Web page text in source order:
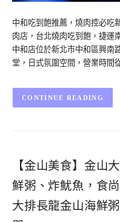
中和吃到飽推薦，燒肉控必吃
肉店，台北燒肉吃到飽，捷運
中和店位於新北市中和區興南
堂，日式氛圍空間，營業時間
CONTINUE READING
【金山美食】金山
鮮粥、炸魷魚，食
大排長龍金山海鮮